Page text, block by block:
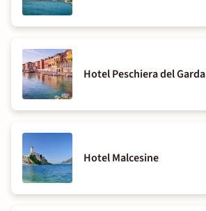
Hotel Peschiera del Garda
Hotel Malcesine